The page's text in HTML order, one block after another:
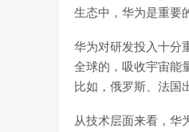
生态中，华为是重要
华为对研发投入十分
全球的，吸收宇宙能
比如，俄罗斯、法国
从技术层面来看，华